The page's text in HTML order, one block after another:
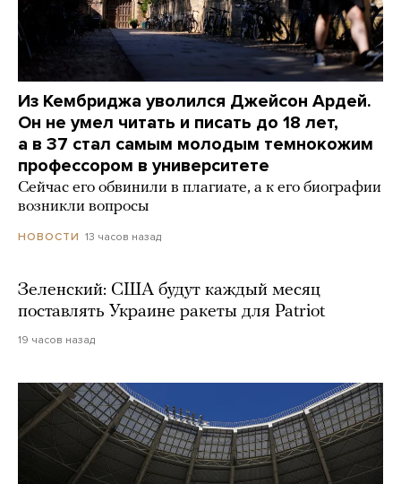
Из Кембриджа уволился Джейсон Ардей.
Он не умел читать и писать до 18 лет,
а в 37 стал самым молодым темнокожим
профессором в университете
Сейчас его обвинили в плагиате, а к его биографии
возникли вопросы
НОВОСТИ 13 часов назад
Зеленский: США будут каждый месяц
поставлять Украине ракеты для Patriot
19 часов назад